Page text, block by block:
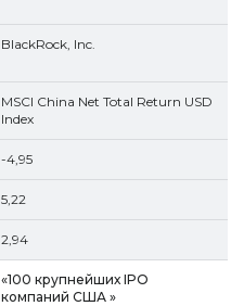
BlackRock, Inc.
MSCI China Net Total Return USD
Index
-4,95
5,22
2,94
«100 крупнейших IPO
компаний США »